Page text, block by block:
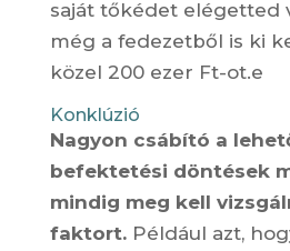
saját tőkédet elégetted
még a fedezetből is ki
közel 200 ezer Ft-ot.e
Konklúzió
Nagyon csábító a
befektetési döntések
mindig meg kell
faktort.Például azt,